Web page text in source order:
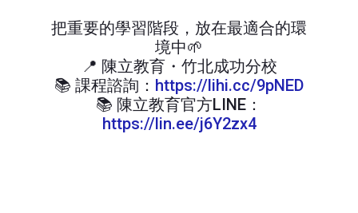
把重要的學習階段，放在最適合的環
境中🌱
📍 陳立教育・竹北成功分校
📚 課程諮詢： https://lihi.cc/9pNED
📚 陳立教育官方LINE：
https://lin.ee/j6Y2zx4